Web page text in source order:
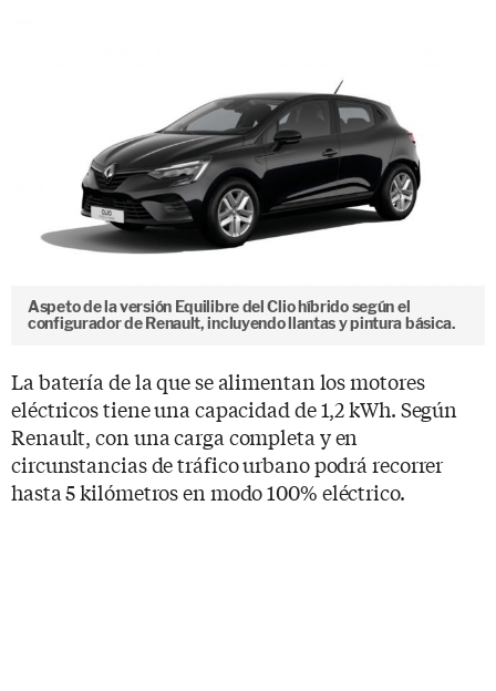
Aspeto de la versión Equilibre del Clio híbrido según el
configurador de Renault, incluyendo llantas y pintura básica.
La batería de la que se alimentan los motores
eléctricos tiene una capacidad de 1,2 kWh. Según
Renault, con una carga completa y en
circunstancias de tráfico urbano podrá recorrer
hasta 5 kilómetros en modo 100% eléctrico.